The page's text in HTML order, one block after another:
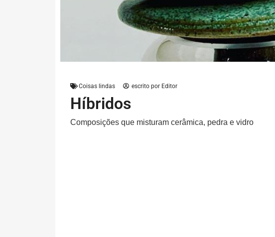
Coisas lindas escrito por Editor
Híbridos
Composições que misturam cerâmica, pedra e vidro